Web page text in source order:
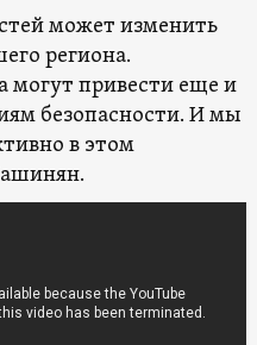
может изменить
региона.
могут привести еще и
безопасности. И мы
в этом